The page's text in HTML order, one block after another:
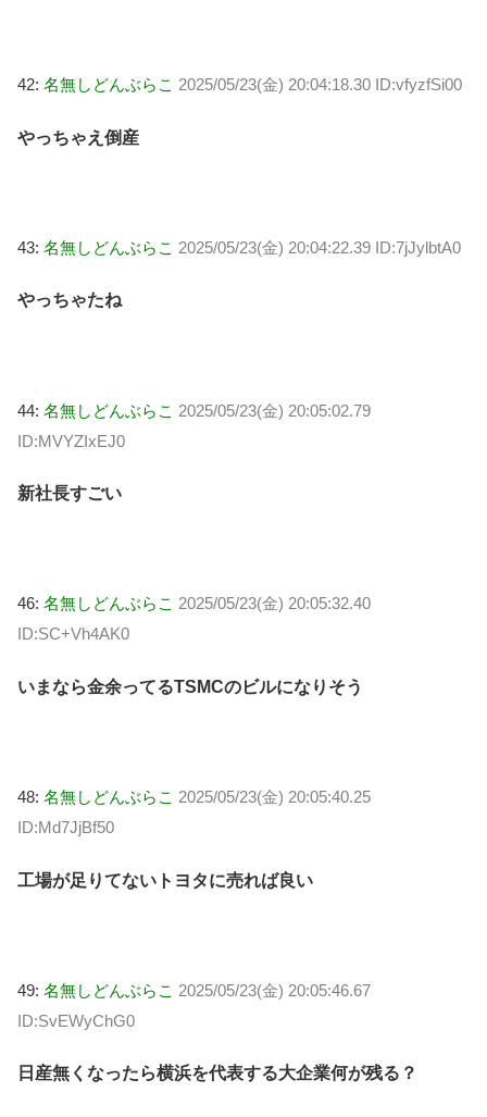
42: 名無しどんぶらこ 2025/05/23(金) 20:04:18.30 ID:vfyzfSi00
やっちゃえ倒産
43: 名無しどんぶらこ 2025/05/23(金) 20:04:22.39 ID:7jJylbtA0
やっちゃたね
44: 名無しどんぶらこ 2025/05/23(金) 20:05:02.79
ID:MVYZIxEJ0
新社長すごい
46: 名無しどんぶらこ 2025/05/23(金) 20:05:32.40
ID:SC+Vh4AK0
いまなら金余ってるTSMCのビルになりそう
48: 名無しどんぶらこ 2025/05/23(金) 20:05:40.25
ID:Md7JjBf50
工場が足りてないトヨタに売れば良い
49: 名無しどんぶらこ 2025/05/23(金) 20:05:46.67
ID:SvEWyChG0
日産無くなったら横浜を代表する大企業何が残る？